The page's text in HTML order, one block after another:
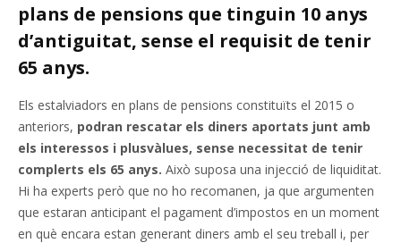
plans de pensions que tinguin 10 anys
d’antiguitat, sense el requisit de tenir
65 anys.
Els estalviadors en plans de pensions constituïts el 2015 o
anteriors, podran rescatar els diners aportats junt amb
els interessos i plusvàlues, sense necessitat de tenir
complerts els 65 anys. Això suposa una injecció de liquiditat.
Hi ha experts però que no ho recomanen, ja que argumenten
que estaran anticipant el pagament d’impostos en un moment
en què encara estan generant diners amb el seu treball i, per